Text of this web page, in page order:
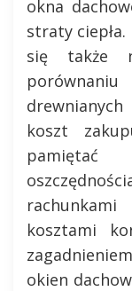
okna
straty
się także
koszt
kosztami
okien